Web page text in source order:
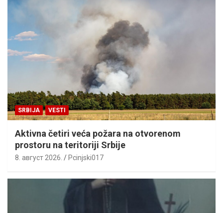
SRBIJA VESTI
Aktivna četiri veća požara na otvorenom
prostoru na teritoriji Srbije
8. август 2026. Pcinjski017